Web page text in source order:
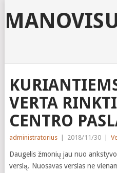
VERTA
CENTRO
administratorius 2018/11/30
Daugelis žmonių jau nuo
verslą. Nuosavas verslas ne